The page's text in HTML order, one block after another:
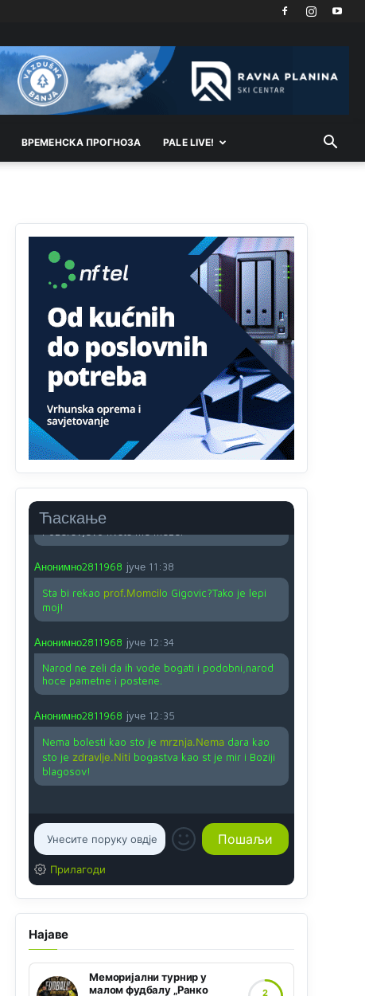
ВРEМEНСКА ПРОГНОЗА PALE LIVE!
Ћаскање
Анонимно2806721 8/6/2026 2:27
Kuniocu ide q u guz...
Анонимно2808843
reconquista
vjeka,neko rece za Radovana i Ratka kaki su oni
srbi...i poce dalje da besjedi znam ja dobro sta je
bilo u Ag-ci...
Анонимно2810587
Proguglajte
Анонимно2810587 јуче 11:21
O kako su cudni lvi ljudi,uzeli bi sve da mogu...a
ja srce svima fajem,radujem se tudjoj sreci.I ko
ima i ko nema na iso ce mjesto leci!
Анонимно2810587
11:24
Nije u svijetu problem,nahraniti siromasnd,kako
nahraniti bogate!?
Анонимно2810587
Анонимно2811968 јуче 11:38
Sta bi rekao prof.Momcilo Gigovic?Tako je lepi
moj!
Анонимно2811968 јуче 12:34
Narod ne zeli da ih vode bogati i podobni,narod
hoce pametne i postene.
Анонимно2811968 јуче 12:35
Nema bolesti kao sto je mrznja.Nemadara kao
sto je zdravlje.Niti bogastva kao st je mir i Boziji
blagosov!
Прилагоди
Најаве
Меморијални турнир у
малом фудбалу „Ранко
2